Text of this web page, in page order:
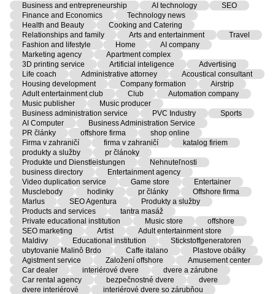
Business and entrepreneurship AI technology
SEO
Finance and Economics
Technology news
Health and Beauty
Cooking and Catering
Relationships and family
Arts and entertainment
Travel
Fashion and lifestyle
Home
AI company
Marketing agency
Apartment complex
3D printing service
Artificial inteligence
Advertising
Life coach
Administrative attorney
Acoustical consultant
Housing development
Company formation
Airstrip
Adult entertainment club
Club
Automation company
Music publisher
Music producer
Business administration service
PVC Industry
Sports
AI Computer
Business Administration Service
PR články
offshore firma
shop online
Firma v zahraničí
firma v zahraničí
katalog firiem
produkty a služby
pr článoky
Produkte und Dienstleistungen
Nehnuteľnosti
business directory
Entertainment agency
Video duplication service
Game store
Entertainer
Musclebody
hodinky pr články
Offshore firma
Marlus
SEO Agentura
Produkty a služby
Products and services
tantra masáž
Private educational institution
Music store
offshore
SEO marketing
Artist
Adult entertainment store
Maldivy
Educational institution
Stickstoffgeneratoren
ubytovanie Malinô Brdo
Caffe italano
Plastove obálky
Agistment service
Založení offshore
Amusement center
Car dealer
interiérové dvere
dvere a zárubne
Car rental agency
bezpečnostné dvere
dvere
dvere interiérové
interiérové dvere so zárubňou